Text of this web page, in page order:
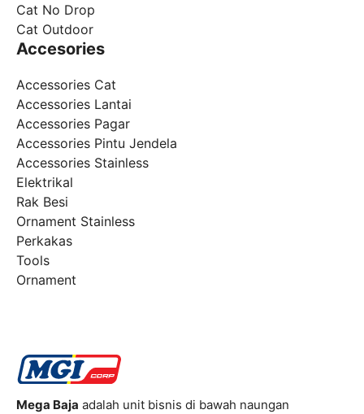
Cat No Drop
Cat Outdoor
Accesories
Accessories Cat
Accessories Lantai
Accessories Pagar
Accessories Pintu Jendela
Accessories Stainless
Elektrikal
Rak Besi
Ornament Stainless
Perkakas
Tools
Ornament
Mega Baja adalah unit bisnis di bawah naungan